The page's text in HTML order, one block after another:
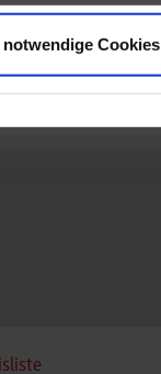
notwendige Cookies